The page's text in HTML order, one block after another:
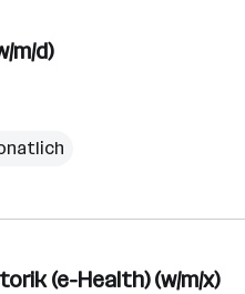
m/d)
(e-Health) (w/m/x)